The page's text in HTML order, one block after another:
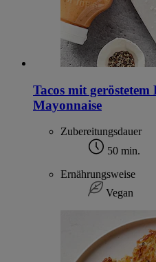
Tacos mit
Mayonnaise
Zubereitungsdauer
50 min.
Ernährungsweise
Vegan